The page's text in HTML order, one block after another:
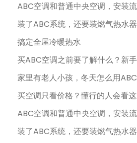
ABC空调和普通中央空调，安装
装了ABC系统，还要装燃气热水
搞定全屋冷暖热水
买ABC空调之前要了解什么？新
家里有老人小孩，冬天怎么用
买空调只看价格？懂行的人会看
ABC空调和普通中央空调，安装
装了ABC系统，还要装燃气热水